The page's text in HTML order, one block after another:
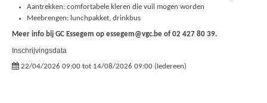
Aantrekken: comfortabele kleren die vuil mogen worden
Meebrengen: lunchpakket, drinkbus
Meer info bij GC Essegem op essegem@vgc.be of 02 427 80 39.
Inschrijvingsdata
22/04/2026 09:00 tot 14/08/2026 09:00 (Iedereen)